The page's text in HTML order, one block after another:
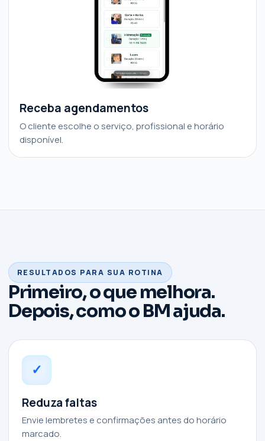
Receba agendamentos
O cliente escolhe o serviço, profissional e horário
disponível.
RESULTADOS PARA SUA ROTINA
Primeiro, o que melhora.
Depois, como o BM ajuda.
✓
Reduza faltas
Envie lembretes e confirmações antes do horário
marcado.